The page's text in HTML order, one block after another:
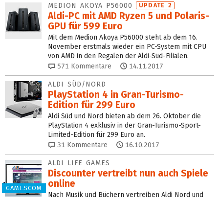
MEDION AKOYA P56000 UPDATE 2
Aldi-PC mit AMD Ryzen 5 und Polaris-
GPU für 599 Euro
Mit dem Medion Akoya P56000 steht ab dem 16.
November erstmals wieder ein PC-System mit CPU
von AMD in den Regalen der Aldi-Süd-Filialen.
571 Kommentare 14.11.2017
ALDI SÜD/NORD
PlayStation 4 in Gran-Turismo-
Edition für 299 Euro
Aldi Süd und Nord bieten ab dem 26. Oktober die
PlayStation 4 exklusiv in der Gran-Turismo-Sport-
Limited-Edition für 299 Euro an.
31 Kommentare 16.10.2017
GAMESCOM
ALDI LIFE GAMES
Discounter vertreibt nun auch Spiele
online
Nach Musik und Büchern vertreiben Aldi Nord und